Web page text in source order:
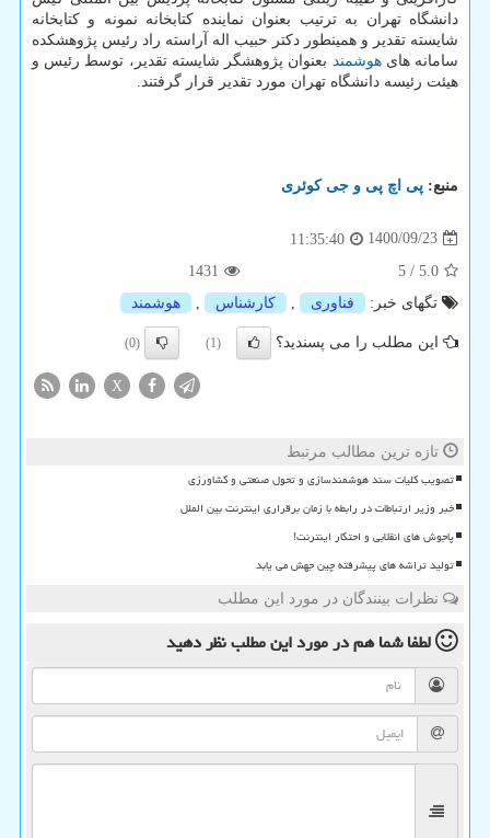
دانشگاه تهران به ترتیب بعنوان نماینده کتابخانه نمونه و کتابخانه
شایسته تقدیر و همینطور دکتر حبیب اله آراسته راد رئیس پژوهشکده
سامانه هایهوشمند بعنوان پژوهشگر شایسته تقدیر، توسط رئیس و
هیئت رئیسه دانشگاه تهران مورد تقدیر قرار گرفتند.
منبع: پی اچ پی و جی كوئری
1400/09/23
11:35:40
5.0
/
5
1431
تگهای خبر:
فناوری كارشناس هوشمند
این مطلب را می پسندید؟ (1)
(0)
X
تازه ترین مطالب مرتبط
تصویب کلیات سند هوشمندسازی و تحول صنعتی و کشاورزی
خبر وزیر ارتباطات در رابطه با زمان برقراری اینترنت بین الملل
پاجوش های انقلابی و احتکار اینترنت!
تولید تراشه های پیشرفته چین جهش می یابد
نظرات بینندگان در مورد این مطلب
لطفا شما همدر مورد این مطلبنظر دهید